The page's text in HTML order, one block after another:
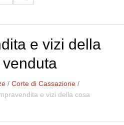
e vizi della
/Corte di Cassazione /
e vizi della cosa